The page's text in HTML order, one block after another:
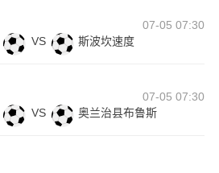
07-05 07:30
VS 斯波坎速度
07-05 07:30
VS 奥兰治县布鲁斯